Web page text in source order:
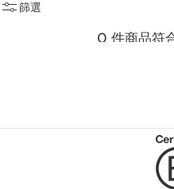
篩選
0 件商品符